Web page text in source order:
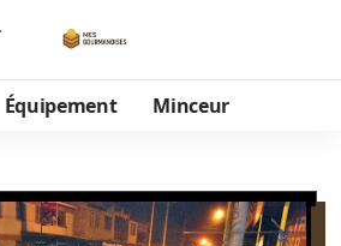
Équipement Minceur